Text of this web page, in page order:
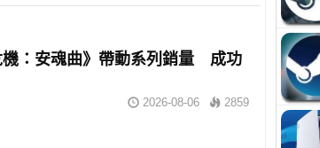
：安魂曲》帶動系列銷量 成功
2026-08-06 2859